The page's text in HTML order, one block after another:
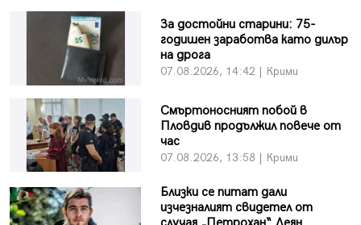
За достойни старини: 75-
годишен заработва като дилър
на дрога
07.08.2026, 14:42 | Крими
Смъртоносният побой в
Пловдив продължил повече от
час
07.08.2026, 13:58 | Крими
Близки се питат дали
изчезналият свидетел от